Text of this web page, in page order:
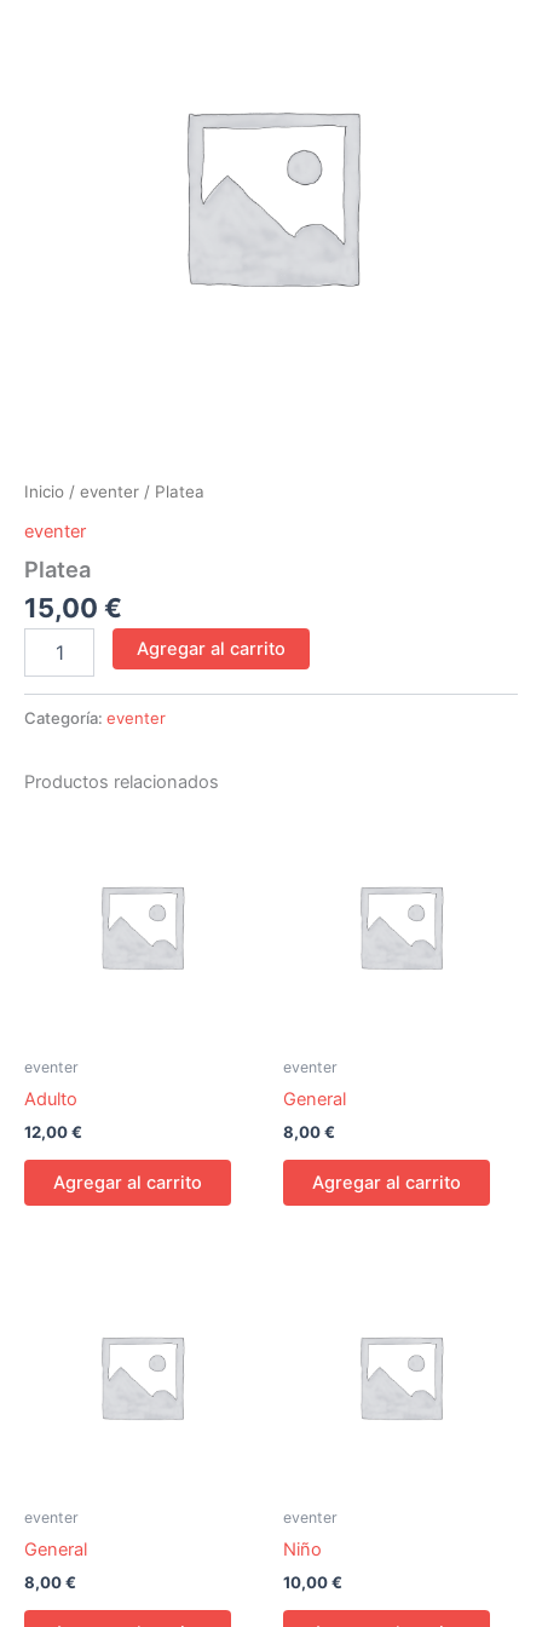
Inicio / eventer / Platea
eventer
Platea
15,00 €
Agregar al carrito
Categoría: eventer
Productos relacionados
eventer
Adulto
12,00€
Agregar al carrito
eventer
General
8,00€
Agregar al carrito
eventer
General
8,00€
eventer
Niño
10,00€